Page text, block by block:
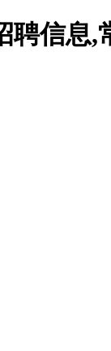
聘信息